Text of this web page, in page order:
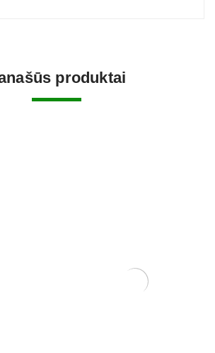
produktai